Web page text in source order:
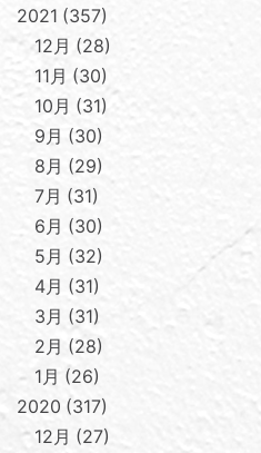
2021 357
12月
28
11月
30
10月
31
9月
30
8月
29
7月
31
6月
30
5月
32
4月
31
3月
31
2月
28
1月
26
2020 317
12月
27